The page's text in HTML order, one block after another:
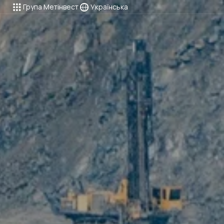
Група Метінвест Українська